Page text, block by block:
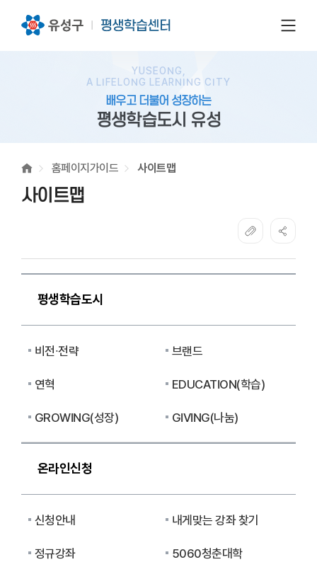
전체
YUSEONG,
A LIFELONG LEARNING CITY
배우고 더불어 성장하는
평생학습도시 유성
홈페이지가이드 사이트맵
사이트맵
평생학습도시
비전∙전략 브랜드
연혁 EDUCATION(학습)
GROWING(성장) GIVING(나눔)
온라인신청
신청안내 내게맞는 강좌 찾기
정규강좌 5060청춘대학